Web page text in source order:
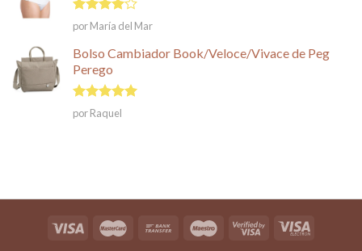
Valorado
en
5
por María del Mar
Bolso Cambiador Book/Veloce/Vivace de Peg
Perego
Valorado en
5
de 5
por Raquel